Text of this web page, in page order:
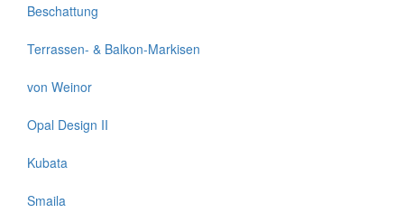
Beschattung
Terrassen- & Balkon-Markisen
von Weinor
Opal Design II
Kubata
Smaila